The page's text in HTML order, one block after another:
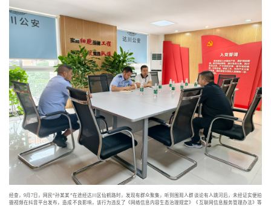
经查，9月7日，网民“孙某某”在途经达川区仙鹤路时，发现有群众聚集，听到围观人群谈论有人跳河后，未经证实便拍
摄视频在抖音平台发布，造成不良影响，该行为违反了《网络信息内容生态治理规定》《互联网信息服务管理办法》等